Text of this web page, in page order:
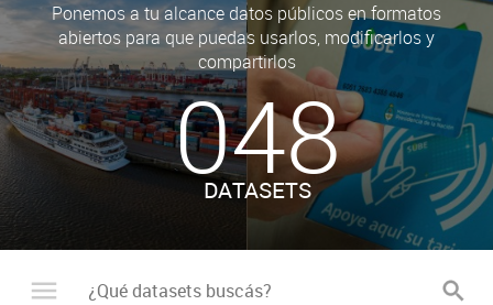
Ponemos a tu alcance datos públicos en formatos
abiertos para que puedas usarlos, modificarlos y
compartirlos
048
DATASETS